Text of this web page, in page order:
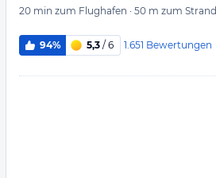
20 min zum Flughafen · 50 m zum Strand
94% 5,3 / 6 1.651 Bewertungen